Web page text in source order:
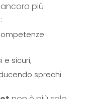
più
e sicuri;
sprechi